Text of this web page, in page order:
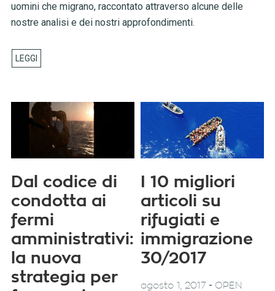
uomini che migrano, raccontato attraverso alcune delle
nostre analisi e dei nostri approfondimenti.
Dal codice di
condotta ai
fermi
amministrativi:
la nuova
strategia per
I 10 migliori
articoli su
rifugiati e
immigrazione
30/2017
agosto 1, 2017 - OPEN